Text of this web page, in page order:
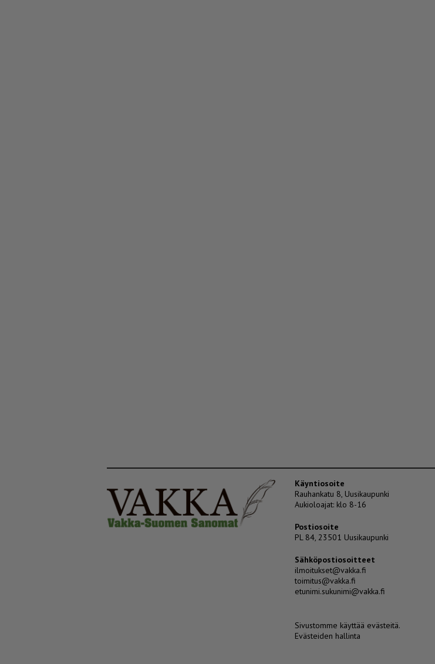
Käyntiosoite
Rauhankatu 8, Uusikaupunki
Aukioloajat: klo 8-16
Postiosoite
PL 84, 23501 Uusikaupunki
Sähköpostiosoitteet
ilmoitukset@vakka.fi
toimitus@vakka.fi
etunimi.sukunimi@vakka.fi
Sivustomme käyttää evästeitä.
Evästeiden hallinta